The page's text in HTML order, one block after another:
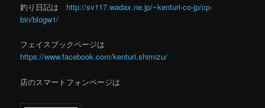
釣り日記は http://sv117.wadax.ne.jp/~kenturi-co-jp/cp-
bin/blogw1/
フェイスブックページは
https://www.facebook.com/kenturi.shimizu/
店のスマートフォンページは